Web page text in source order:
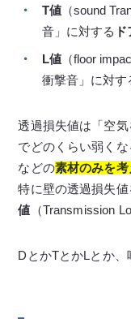
T値 （sound
音」に対する
L値 （floor
衝撃音」に対す
透過損失値は「空
でどのくらい弱く
などの素材のみを
特に壁の透過損失
値 （Transmission
DとかTとかLとか